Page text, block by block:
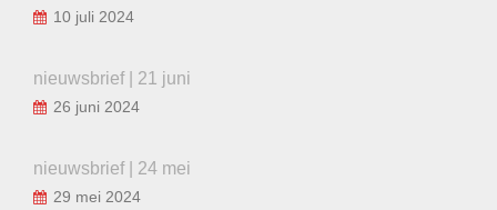
10 juli 2024
nieuwsbrief | 21 juni
26 juni 2024
nieuwsbrief | 24 mei
29 mei 2024